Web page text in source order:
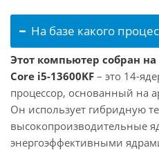
На базе какого
Этот компьютер собран
Core i5-13600KF – это 14-
процессор, основанный на
Он использует гибридную
высокопроизводительные
энергоэффективными